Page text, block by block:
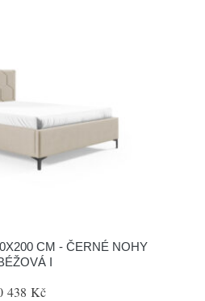
CM - ČERNÉ NOHY
I
438 Kč